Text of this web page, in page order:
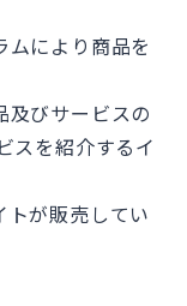
ムにより商品を
及びサービスの
スを紹介するイ
トが販売してい